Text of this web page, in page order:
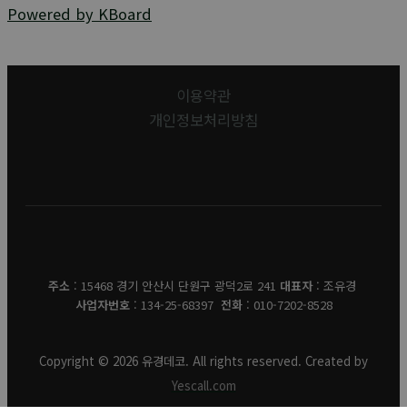
Powered by KBoard
이용약관
개인정보처리방침
주소 : 15468 경기 안산시 단원구 광덕2로 241 대표자: 조유경
사업자번호: 134-25-68397 전화: 010-7202-8528
Copyright © 2026 유경데코. All rights reserved. Created by
Yescall.com